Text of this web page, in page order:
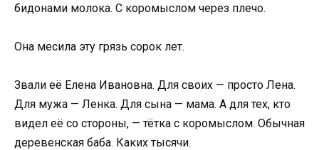
бидонами молока. С коромыслом через плечо.
Она месила эту грязь сорок лет.
Звали её Елена Ивановна. Для своих — просто Лена.
Для мужа — Ленка. Для сына — мама. А для тех, кто
видел её со стороны, — тётка с коромыслом. Обычная
деревенская баба. Каких тысячи.